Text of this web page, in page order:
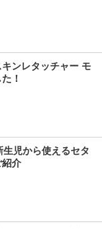
ンレタッチャー モ
！
児から使えるセタ
紹介